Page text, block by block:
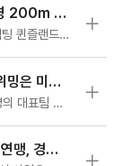
수영 이주호, 호주 특훈 중 남자 배영 200m 한국기록 수립, 1분 55초 34!
- 호주 전지훈련 중 2025 핸콕 프로스펙팅 퀸즐랜드 선수권대회에서 1분 55초 34로 금메달 - 지난 10월 부산에서 열린 제106회…
수영 대표팀 특훈 위해 아티스틱스위밍은 미국행, 오픈워터스위밍은 호주행
- 김효미 지도자 외 선수 4명까지 총 5명의 대표팀 선수단은 미국, 산타 클라라로 출국 - 미국 최초 남자 아티스틱스위밍 국가대표, 빌 메이…
'문체부 2025 전략종목 선정' 수영연맹, 경영 국제심판 육성 위한 해외 연수 실시